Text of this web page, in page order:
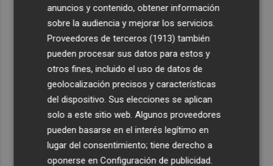
anuncios y contenido, obtener información
sobre la audiencia y mejorar los servicios.
Proveedores de terceros (1913) también
pueden procesar sus datos para estos y
otros fines, incluido el uso de datos de
geolocalización precisos y características
del dispositivo. Sus elecciones se aplican
solo a este sitio web. Algunos proveedores
pueden basarse en el interés legítimo en
lugar del consentimiento; tiene derecho a
oponerse enConfiguración de publicidad